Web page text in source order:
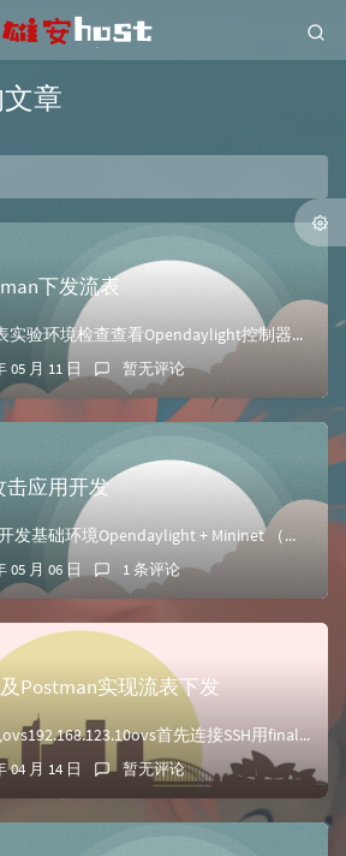
章
下发流表
使用Postman下发流表实验环境检查查看Opendaylight控制器登陆Opendaylight控制器，在查看控制器主机的6633端口监听状态root...
05 月 11 日 暂无评论
击应用开发
防DDoS攻击SDN应用开发基础环境Opendaylight + Mininet （安装好karaf等组件）Open vSwitch 2.3.1实验步骤查...
05 月 06 日 1 条评论
及Postman实现流表下发
安装OVS主机名ip角色ovs192.168.123.10ovs首先连接SSH用finalshell连接，需要提前配置好ip和网卡上传ovs源文件，并解压...
04 月 14 日 暂无评论